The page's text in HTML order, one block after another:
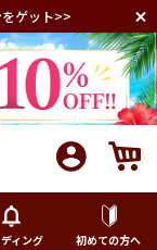
ゲット>>
ィング 初めての方へ